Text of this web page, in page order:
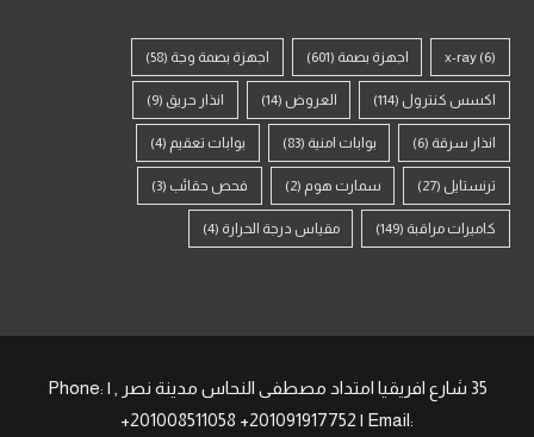
x-ray (6) اجهزة بصمة (601) اجهزة بصمة وجة (58)
اكسس كنترول (114) العروض (14) انذار حريق (9)
انذار سرقة (6) بوابات امنية (83) بوابات تعقيم (4)
ترنستايل (27) سمارت هوم (2) فحص حقائب (3)
كاميرات مراقبة (149) مقياس درجة الحرارة (4)
35 شارع افريقيا امتداد مصطفى النحاس مدينة نصر , | Phone:
+201008511058 +201091917752 | Email: